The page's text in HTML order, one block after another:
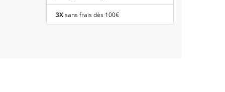
3Xsans frais dès 100€